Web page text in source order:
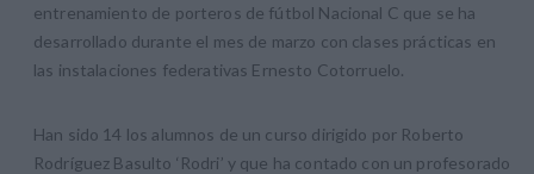
entrenamiento de porteros de fútbol Nacional C que se ha
desarrollado durante el mes de marzo con clases prácticas en
las instalaciones federativas Ernesto Cotorruelo.
Han sido 14 los alumnos de un curso dirigido por Roberto
Rodríguez Basulto ‘Rodri’ y que ha contado con un profesorado